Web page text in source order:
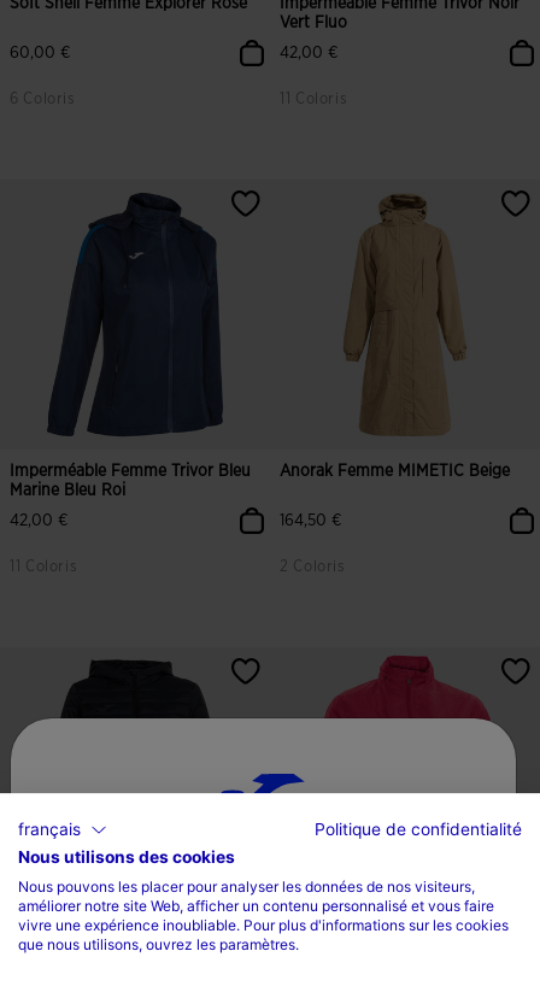
Soft Shell Femme Explorer Rose
60,00 €
6 Coloris
4,8 sur 5 Évaluation du client
Imperméable Femme Trivor Noir
Vert Fluo
42,00 €
11 Coloris
4,2 sur 5 Évaluation du client
Imperméable Femme Trivor Bleu
Marine Bleu Roi
42,00 €
11 Coloris
5 sur 5 Évaluation du client
Anorak Femme MIMETIC Beige
164,50 €
2 Coloris
3,5 sur 5 Évaluation du client
Veste Légère Femme Urban V
Noir
Imperméable Femme Galia
Sélectionnez un pays et une langue
Pays
La France
français
Politique de confidentialité
Nous utilisons des cookies
Nous pouvons les placer pour analyser les données de nos visiteurs,
améliorer notre site Web, afficher un contenu personnalisé et vous faire
vivre une expérience inoubliable. Pour plus d'informations sur les cookies
que nous utilisons, ouvrez les paramètres.